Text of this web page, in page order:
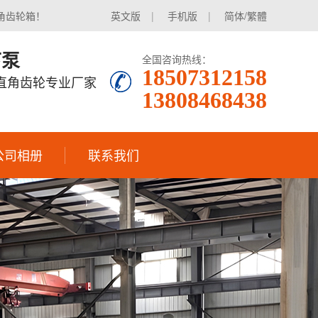
英文版 | 手机版 | 简体/繁體
轮箱！
角齿轮专业厂家
全国咨询热线：
18507312158
13808468438
司相册 联系我们